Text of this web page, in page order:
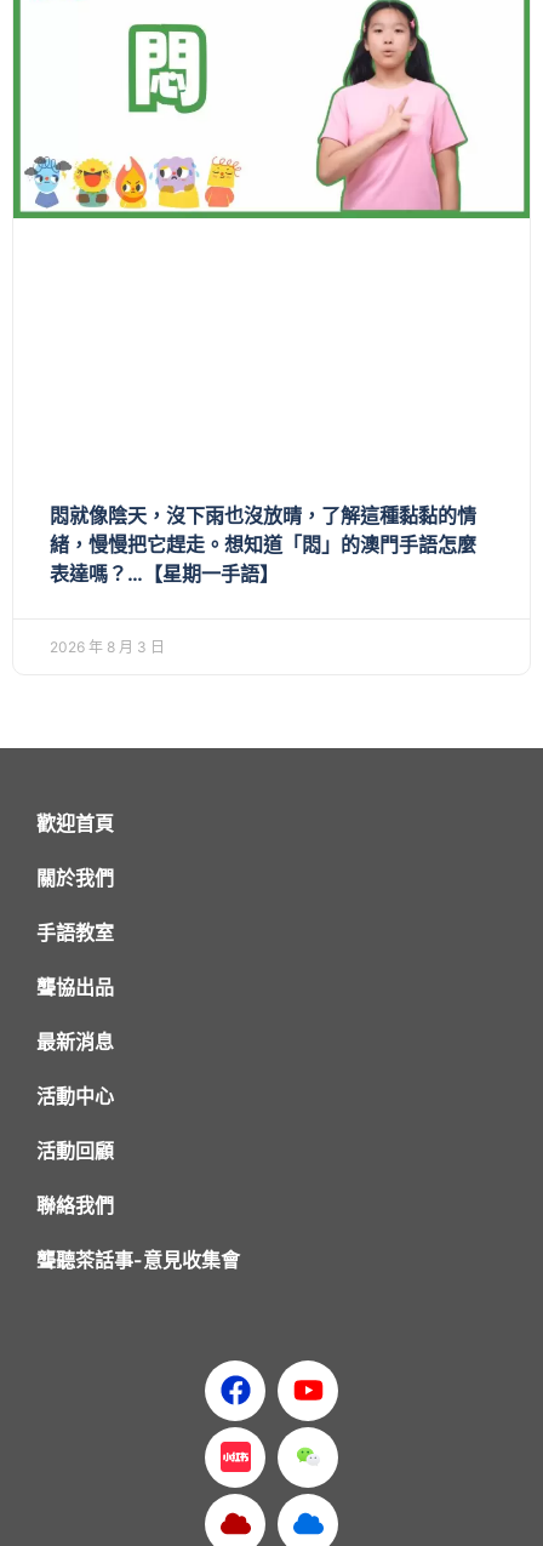
悶就像陰天，沒下雨也沒放晴，了解這種黏黏的情
緒，慢慢把它趕走。想知道「悶」的澳門手語怎麼
表達嗎？…【星期一手語】
2026 年 8 月 3 日
歡迎首頁
關於我們
手語教室
聾協出品
最新消息
活動中心
活動回顧
聯絡我們
聾聽茶話事-意見收集會